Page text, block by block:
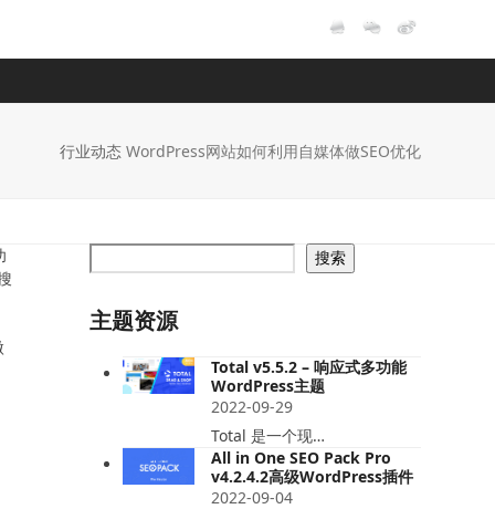
行业动态 WordPress网站如何利用自媒体做SEO优化
搜索
主题资源
Total v5.5.2 – 响应式多功能
WordPress主题
2022-09-29
Total 是一个现…
All in One SEO Pack Pro
v4.2.4.2高级WordPress插件
2022-09-04